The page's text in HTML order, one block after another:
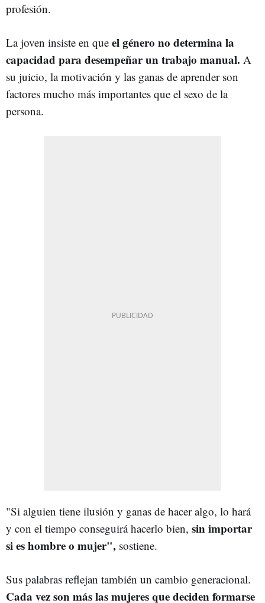
profesión.
La joven insiste en que el género no determina la
capacidad para desempeñar un trabajo manual. A
su juicio, la motivación y las ganas de aprender son
factores mucho más importantes que el sexo de la
persona.
"Si alguien tiene ilusión y ganas de hacer algo, lo hará
y con el tiempo conseguirá hacerlo bien, sin importar
si es hombre o mujer", sostiene.
Sus palabras reflejan también un cambio generacional.
Cada vez son más las mujeres que deciden formarse